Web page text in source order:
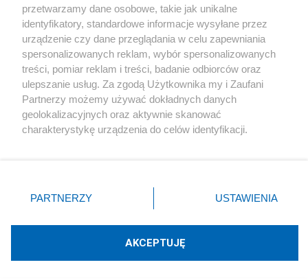
Kultura
X Facebook Instagram Youtube
Technologię dostarcza:W3media.pl
przetwarzamy dane osobowe, takie jak unikalne
identyfikatory, standardowe informacje wysyłane przez
urządzenie czy dane przeglądania w celu zapewniania
spersonalizowanych reklam, wybór spersonalizowanych
treści, pomiar reklam i treści, badanie odbiorców oraz
ulepszanie usług. Za zgodą Użytkownika my i Zaufani
Partnerzy możemy używać dokładnych danych
geolokalizacyjnych oraz aktywnie skanować
charakterystykę urządzenia do celów identyfikacji.
zmienić/wycofać klikając przycisk ustawień prywatności
znajdujący się w lewym dolnym rogu strony
rodzaje przetwarzania danych nie wymagają zgody
użytkownika, ale masz prawo sprzeciwić się takiemu
PARTNERZY USTAWIENIA
AKCEPTUJĘ